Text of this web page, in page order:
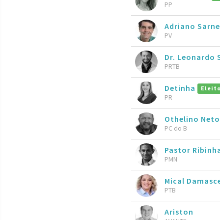
PP
Adriano
PV
Dr. Leonardo
PRTB
Detinha Eleito
PR
Othelino Neto
PC do B
Pastor
PMN
Mical
PTB
Ariston